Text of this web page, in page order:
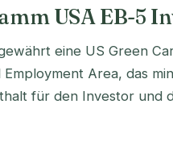
USA EB-5
eine US Green
Area, das
für den Investor und